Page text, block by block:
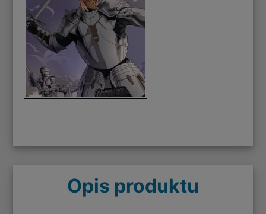
Opis produktu